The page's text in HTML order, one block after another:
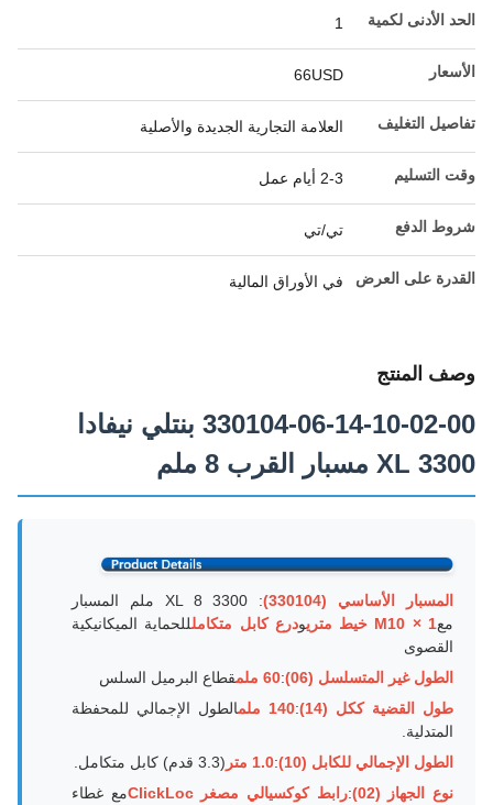
الحد الأدنى لكمية 1
الأسعار 66USD
تفاصيل التغليف العلامة التجارية الجديدة والأصلية
وقت التسليم 2-3 أيام عمل
شروط الدفع تي/تي
القدرة على العرض في الأوراق المالية
وصف المنتج
330104-06-14-10-02-00 بنتلي نيفادا
3300 XL مسبار القرب 8 ملم
المسبار الأساسي (330104)
: 3300 XL 8 ملم المسبار
معM10 × 1 خيط متري ودرع كابل متكاملللحماية الميكانيكية
القصوى
الطول غير المتسلسل (06)
:60 ملم
قطاع البرميل السلس
طول القضية ككل (14)
:140 ملم
الطول الإجمالي للمحفظة
المتدلية.
الطول الإجمالي للكابل (10)
:1.0 متر
(3.3 قدم) كابل متكامل.
نوع الجهاز (02)
:رابط كوكسيالي مصغر ClickLoc
مع غطاء